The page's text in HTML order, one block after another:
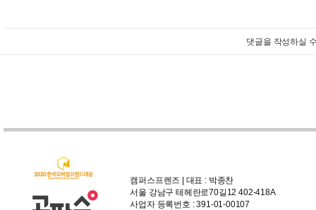
댓글을 작성하실
캠퍼스프렌즈 | 대표 : 박종찬
서울 강남구 테헤란로70길12 402-418A
사업자 등록번호 : 391-01-00107